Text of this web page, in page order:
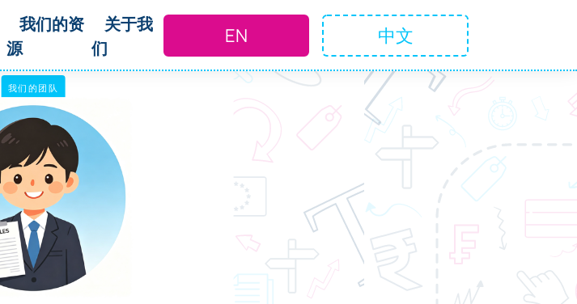
我们的资
源
关于我
们
EN 中文
我们的团队